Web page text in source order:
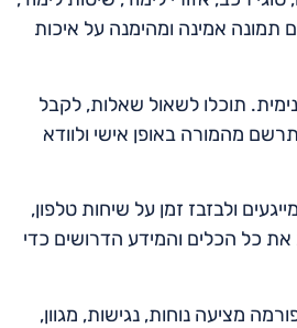
תמונה אמינה ומהימנה על איכות
תוכלו לשאול שאלות, לקבל
מהמורה באופן אישי ולוודא
ולבזבז זמן על שיחות טלפון,
כל הכלים והמידע הדרושים כדי
מציעה נוחות, נגישות, מגוון,